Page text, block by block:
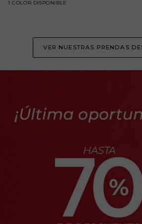
manga
1 COLOR DISPONIBLE
arena
VER NUESTRAS PRENDAS